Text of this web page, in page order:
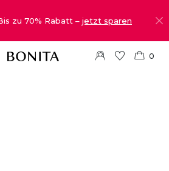
zu 70% Rabatt – jetzt sparen
0